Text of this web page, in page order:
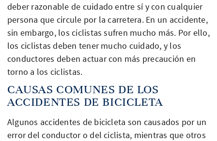
deber razonable de cuidado entre sí y con cualquier
persona que circule por la carretera. En un accidente,
sin embargo, los ciclistas sufren mucho más. Por ello,
los ciclistas deben tener mucho cuidado, y los
conductores deben actuar con más precaución en
torno a los ciclistas.
CAUSAS COMUNES DE LOS
ACCIDENTES DE BICICLETA
Algunos accidentes de bicicleta son causados por un
error del conductor o del ciclista, mientras que otros